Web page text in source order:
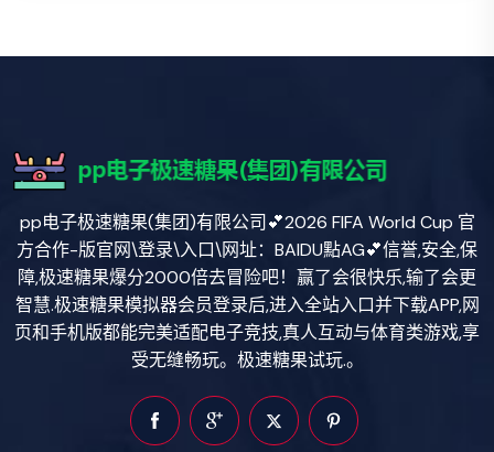
pp电子极速糖果(集团)有限公司💕2026 FIFA World Cup 官
方合作-版官网\登录\入口\网址：BAIDU點AG💕信誉,安全,保
障,极速糖果爆分2000倍去冒险吧！赢了会很快乐,输了会更
智慧.极速糖果模拟器会员登录后,进入全站入口并下载APP,网
页和手机版都能完美适配电子竞技,真人互动与体育类游戏,享
受无缝畅玩。极速糖果试玩.。